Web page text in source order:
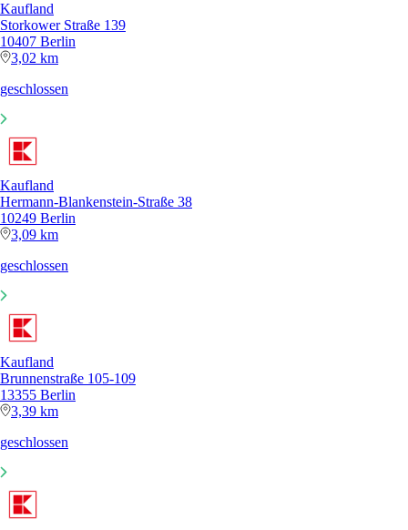
Kaufland
Storkower Straße 139
10407 Berlin
3,02 km
geschlossen
Kaufland
Hermann-Blankenstein-Straße 38
10249 Berlin
3,09 km
geschlossen
Kaufland
Brunnenstraße 105-109
13355 Berlin
3,39 km
geschlossen